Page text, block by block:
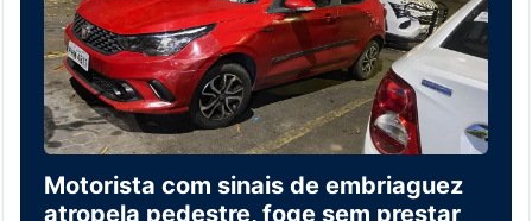
Motorista com sinais de embriaguez
atropela pedestre, foge sem prestar